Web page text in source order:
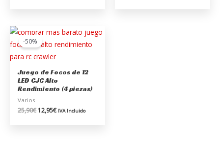
-50%
Juego de Focos de 12
LED CJG Alto
Rendimiento (4 piezas)
Varios
25,90€
El
precio
original
era:
25,90€.
12,95€
El
precio
actual
IVA Incluido